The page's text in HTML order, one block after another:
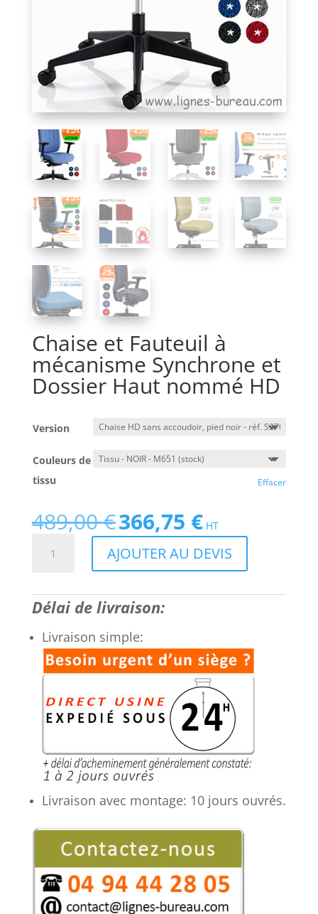
Chaise et Fauteuil à
mécanisme Synchrone et
Dossier Haut nommé HD
Version
Couleurs de
tissu
Effacer
489,00€ Le
prix
initial
était :
366,75 €Le
prix
actuel
est :
HT
Fauteuil
mécanisme
Synchrone
Haut
nommé
AJOUTER AU DEVIS
Délai de livraison:
Livraison simple:
Livraison avec montage: 10 jours ouvrés.